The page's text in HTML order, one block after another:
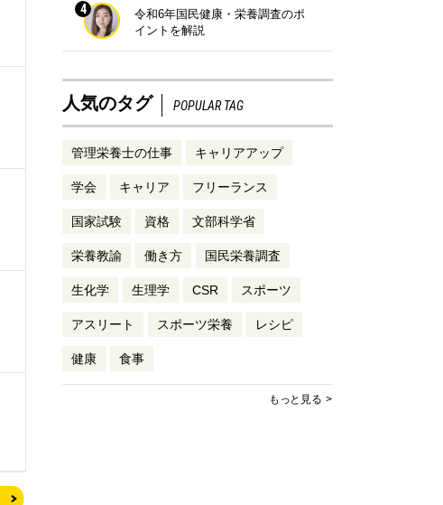
4
令和6年国民健康・栄養調査のポ
イントを解説
人気のタグ POPULAR TAG
管理栄養士の仕事 キャリアアップ
学会 キャリア フリーランス
国家試験 資格 文部科学省
栄養教諭 働き方 国民栄養調査
生化学 生理学 CSR スポーツ
アスリート スポーツ栄養 レシピ
健康 食事
もっと見る